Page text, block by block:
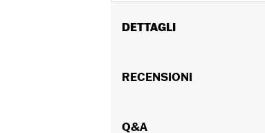
DETTAGLI
GARANZIA:Garanzia
RECENSIONI
Q&A